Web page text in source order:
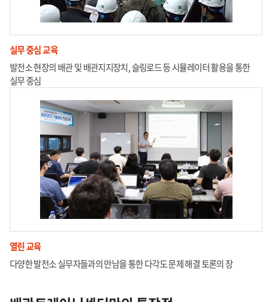
실무 중심 교육
발전소 현장의 배관 및 배관지지장치, 슬링로드 등 시뮬레이터 활용을 통한
실무 중심
열린 교육
다양한 발전소 실무자들과의 만남을 통한 다각도 문제 해결 토론의 장